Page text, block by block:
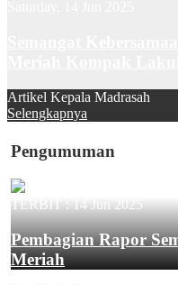
Artikel Kepala Madrasah
Selengkapnya
Pengumuman
TERBIT :14 Jun 2025
Pembagian Rapor
Meriah